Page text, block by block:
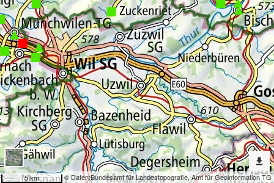
© Daten:Bundesamt für Landestopografie, Amt für Geoinformation TG
5 km
Dargestellte
Karten
Messstellen DTV
Nach
weiteren
Karten
suchen?
Konfiguration